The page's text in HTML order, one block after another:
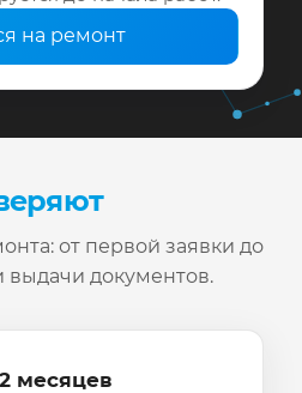
на ремонт
от первой заявки до
выдачи документов.
месяцев